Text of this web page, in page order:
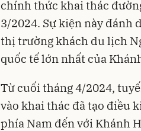
chính thức khai thác
3/2024. Sự kiện này đánh
thị trường khách du lịch
quốc tế lớn nhất của
Từ cuối tháng 4/2024,
vào khai thác đã tạo điều
phía Nam đến với Khánh